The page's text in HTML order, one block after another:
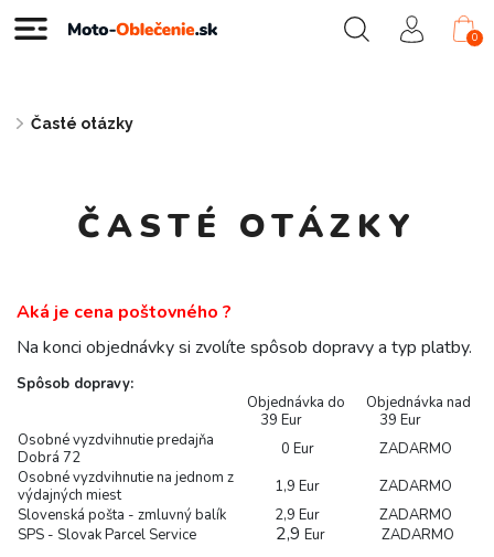
0
Časté otázky
ČASTÉ OTÁZKY
Aká je cena poštovného ?
Na konci objednávky si zvolíte spôsob dopravy a typ platby.
Spôsob dopravy:
Objednávka do
39 Eur
Objednávka nad
39 Eur
Osobné vyzdvihnutie predajňa
Dobrá 72
0 Eur
ZADARMO
Osobné vyzdvihnutie na jednom z
výdajných miest
1,9 Eur
ZADARMO
Slovenská pošta - zmluvný balík
2,9 Eur
ZADARMO
SPS - Slovak Parcel Service
2,9 Eur
ZADARMO